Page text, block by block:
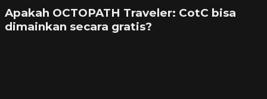
Apakah OCTOPATH Traveler: CotC bisa
dimainkan secara gratis?